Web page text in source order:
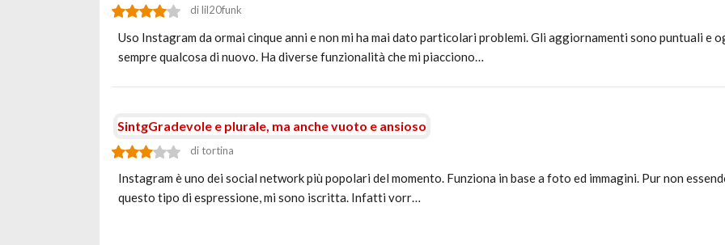
di lil20funk
Uso Instagram da ormai cinque anni e non mi ha mai dato particolari problemi. Gli aggiornamenti sono puntuali e
sempre qualcosa di nuovo. Ha diverse funzionalità che mi piacciono…
SintgGradevole e plurale, ma anche vuoto e ansioso
di tortina
Instagram è uno dei social network più popolari del momento. Funziona in base a foto ed immagini. Pur non
questo tipo di espressione, mi sono iscritta. Infatti vorr…